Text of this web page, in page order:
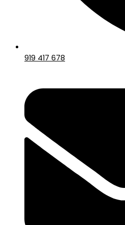
919 417 678